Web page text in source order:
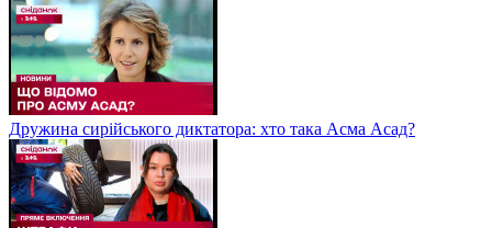
Дружина сирійського диктатора: хто така Асма Асад?